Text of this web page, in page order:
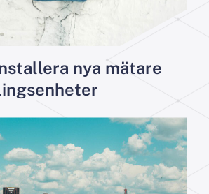
nya mätare